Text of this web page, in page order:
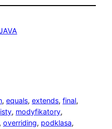
, equals, extends, final
, modyfikatory
, overriding, podklasa